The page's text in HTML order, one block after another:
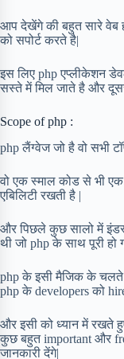
आप देखेंगे की बहुत सारे वेब
को सपोर्ट करते है|
इस लिए php एप्लीकेशन
सस्ते में मिल जाते है और
Scope of php :
php लैंग्वेज जो है वो सभी
वो एक स्माल कोड से भी
एबिलिटी रखती है |
और पिछले कुछ सालो में
थी जो php के साथ पूरी हो
php के इसी मैजिक के चलते
php के developers को
और इसी को ध्यान में रखते
कुछ बहुत important और
जानकारी देंगे|